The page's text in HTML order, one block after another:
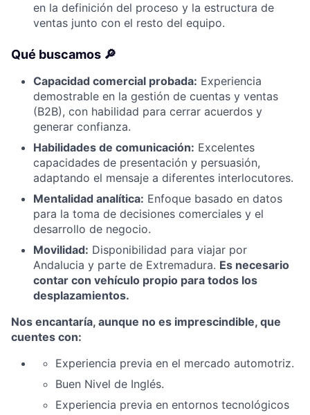
en la definición del proceso y la estructura de
ventas junto con el resto del equipo.
Qué buscamos 🔎
Capacidad comercial probada: Experiencia
demostrable en la gestión de cuentas y ventas
(B2B), con habilidad para cerrar acuerdos y
generar confianza.
Habilidades de comunicación: Excelentes
capacidades de presentación y persuasión,
adaptando el mensaje a diferentes interlocutores.
Mentalidad analítica: Enfoque basado en datos
para la toma de decisiones comerciales y el
desarrollo de negocio.
Movilidad: Disponibilidad para viajar por
Andalucia y parte de Extremadura. Es necesario
contar con vehículo propio para todos los
desplazamientos.
Nos encantaría, aunque no es imprescindible, que
cuentes con:
Experiencia previa en el mercado automotriz.
Buen Nivel de Inglés.
Experiencia previa en entornos tecnológicos